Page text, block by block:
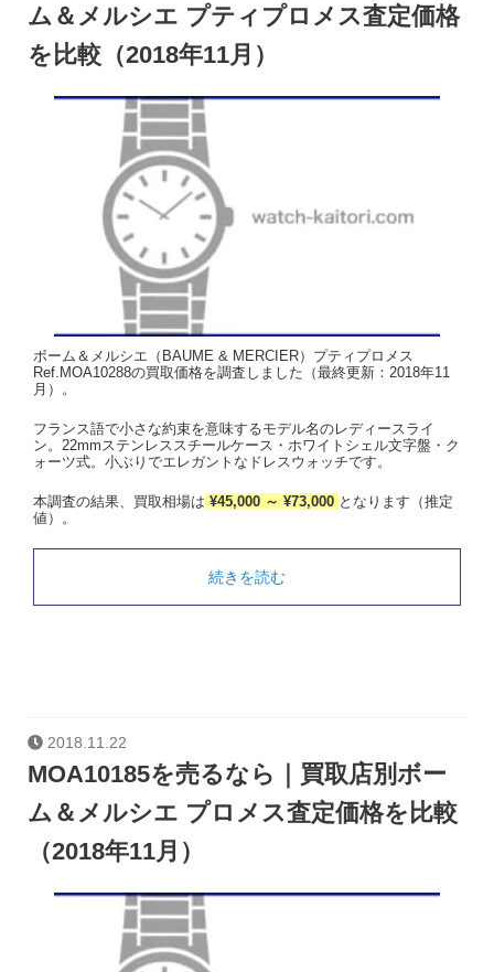
ム＆メルシエ プティプロメス査定価格
を比較（2018年11月）
ボーム＆メルシエ（BAUME & MERCIER）プティプロメス
Ref.MOA10288の買取価格を調査しました（最終更新：2018年11
月）。
フランス語で小さな約束を意味するモデル名のレディースライ
ン。22mmステンレススチールケース・ホワイトシェル文字盤・ク
ォーツ式。小ぶりでエレガントなドレスウォッチです。
本調査の結果、買取相場は ¥45,000 ～ ¥73,000 となります（推定
値）。
続きを読む
2018.11.22
MOA10185を売るなら｜買取店別ボー
ム＆メルシエ プロメス査定価格を比較
（2018年11月）